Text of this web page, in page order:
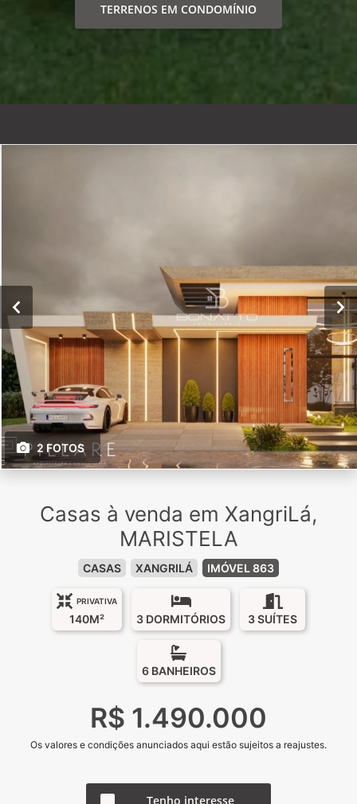
TERRENOS EM CONDOMÍNIO
2 FOTOS
Casas à venda em XangriLá,
MARISTELA
CASAS XANGRILÁ IMÓVEL 863
PRIVATIVA
140M² 3 DORMITÓRIOS 3 SUÍTES
6 BANHEIROS
R$ 1.490.000
Os valores e condições anunciados aqui estão sujeitos a reajustes.
Tenho interesse